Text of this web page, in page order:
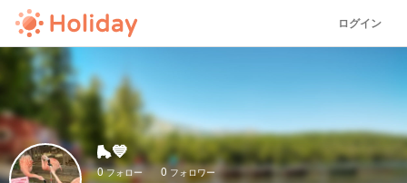
ログイン
🛼💙
0フォロー 0 フォロワー